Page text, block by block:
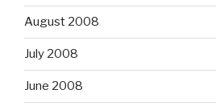
August 2008
July 2008
June 2008